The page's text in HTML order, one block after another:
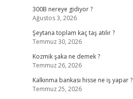
300B nereye gidiyor ?
Ağustos 3, 2026
Şeytana toplam kaç taş atılır ?
Temmuz 30, 2026
Kozmik şaka ne demek ?
Temmuz 26, 2026
Kalkınma bankası hisse ne iş yapar ?
Temmuz 25, 2026